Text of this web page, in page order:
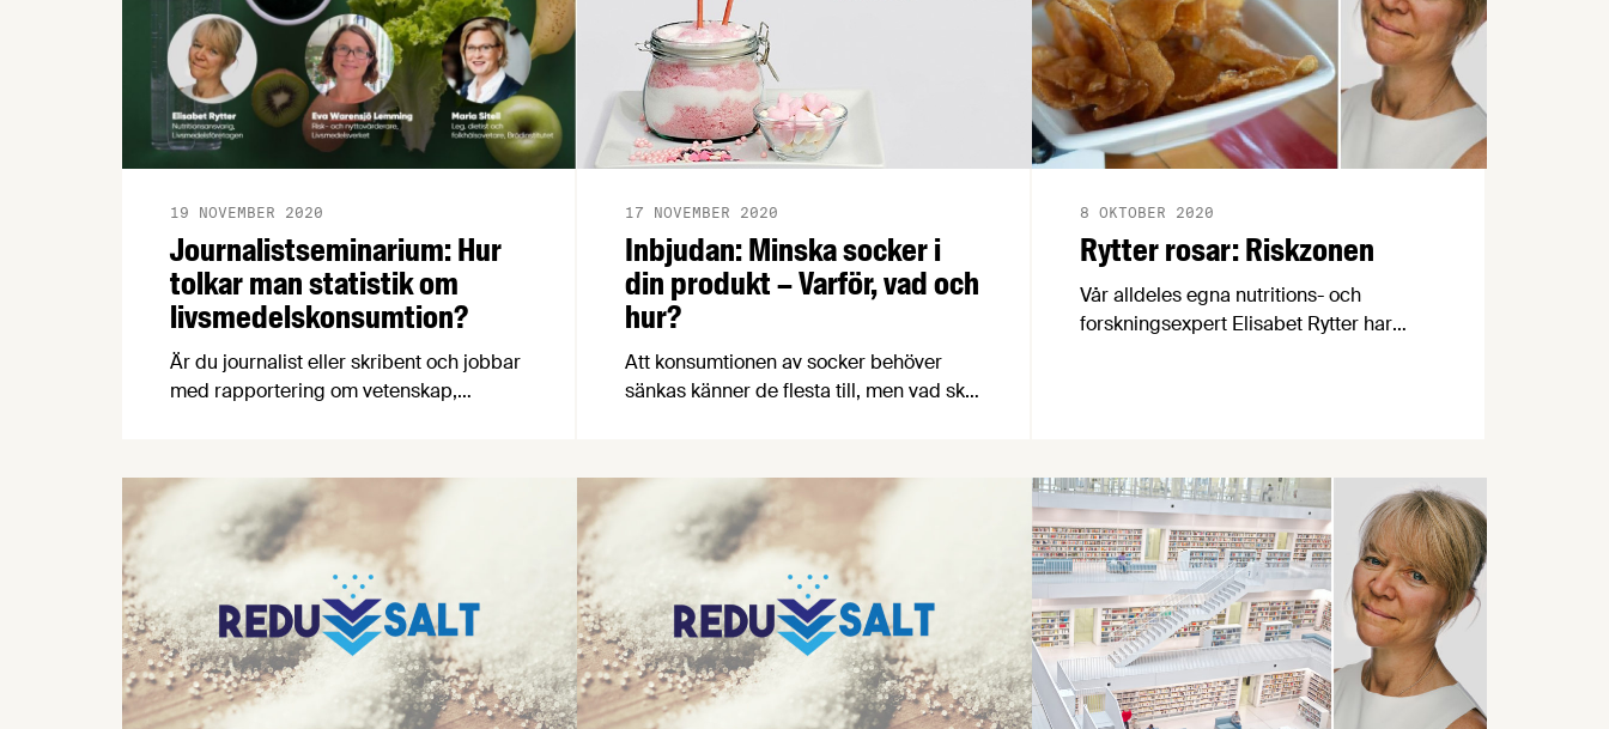
Livsmedelsföretagen låtit
analysföretaget Demoskop göra en
undersökning bland allmänheten på
temat Mat och hälsa, vilken
presenterades på en digital pressträff
den 4 december 2020.
mellan fyra centrumbildningar med ett
stort antal deltagande parter runt om i
Sverige. För två av dessa har
Livsmedelsföretagen varit medsökande.
Journalistseminarium: Hur
tolkar man statistik om
livsmedelskonsumtion?
19 NOVEMBER 2020
Är du journalist eller skribent och jobbar
med rapportering om vetenskap,
dig den 4 december, som kommer att
vara fullt av tips och tricks som gör ditt
jobb lättare. Dessutom presenterar vi en
rykande färsk undersökning om
svenskarnas syn på mat och hälsa.
Inbjudan: Minska socker i
din produkt – Varför, vad och
hur?
17 NOVEMBER 2020
Att konsumtionen av socker behöver
sänkas känner de flesta till, men vad ska
vilken funktion har socker, vad kan man
ersätta det med och hur ser regelverket
Rytter rosar: Riskzonen
8 OKTOBER 2020
Vår alldeles egna nutritions- och
forskningsexpert Elisabet Rytter har
rytterska rosor.